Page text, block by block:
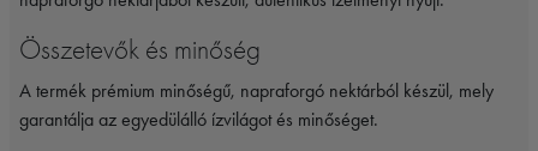
Összetevők és minőség
A termék prémium minőségű, napraforgó nektárból készül, mely
garantálja az egyedülálló ízvilágot és minőséget.